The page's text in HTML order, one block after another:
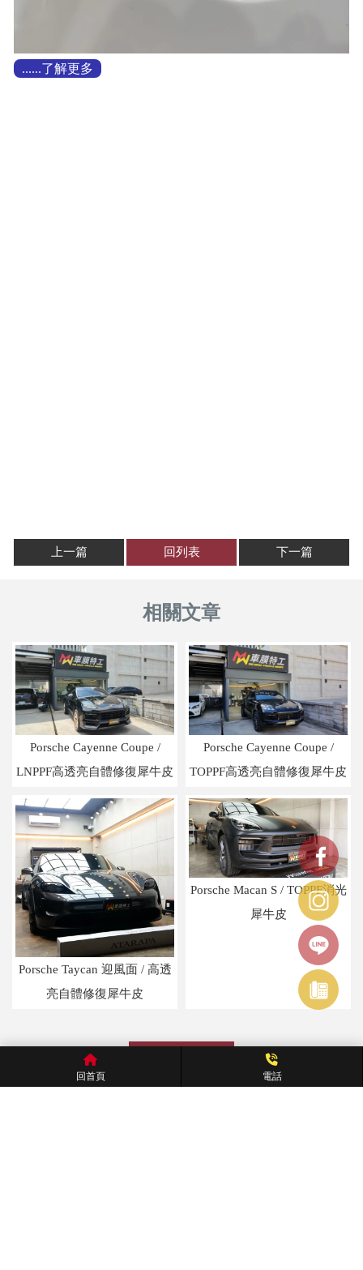
......了解更多
上一篇 回列表 下一篇
Porsche Cayenne Coupe /
LNPPF高透亮自體修復犀牛皮
Porsche Cayenne Coupe /
TOPPF高透亮自體修復犀牛皮
Porsche Taycan 迎風面 / 高透
亮自體修復犀牛皮
Porsche Macan S / TOPPF消光
犀牛皮
回首頁 電話